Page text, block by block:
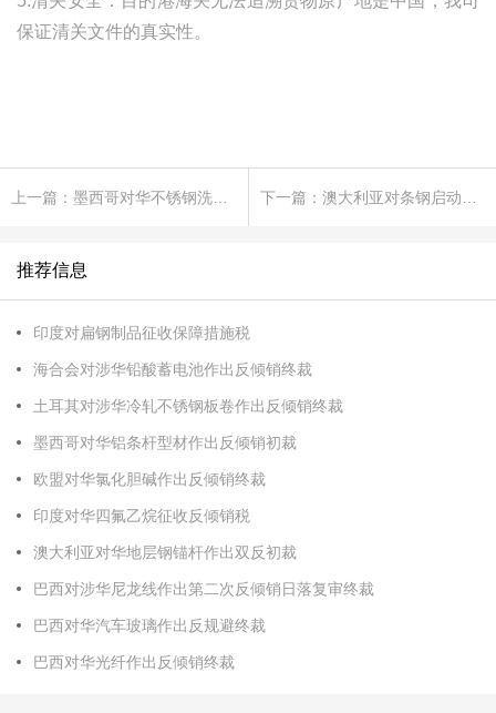
保证清关文件的真实性。
推荐信息
印度对扁钢制品征收保障措施税
海合会对涉华铅酸蓄电池作出反倾销终裁
土耳其对涉华冷轧不锈钢板卷作出反倾销终裁
墨西哥对华铝条杆型材作出反倾销初裁
欧盟对华氯化胆碱作出反倾销终裁
印度对华四氟乙烷征收反倾销税
澳大利亚对华地层钢锚杆作出双反初裁
巴西对涉华尼龙线作出第二次反倾销日落复审终裁
巴西对华汽车玻璃作出反规避终裁
巴西对华光纤作出反倾销终裁